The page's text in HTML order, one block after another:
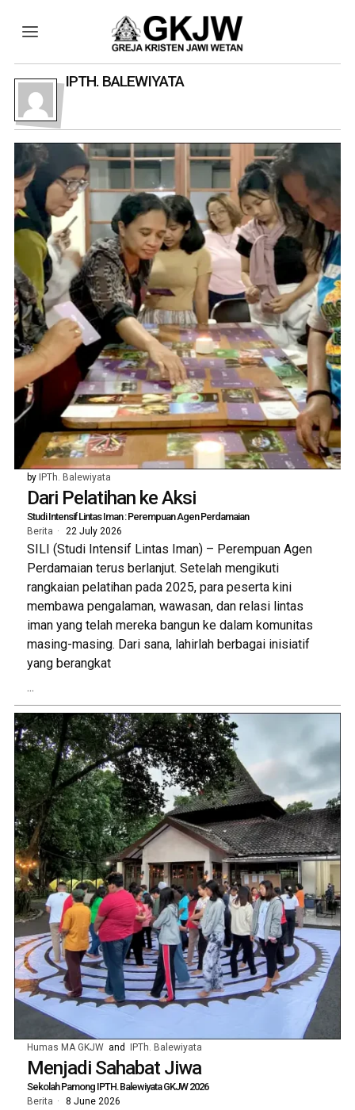
IPTH. BALEWIYATA
by IPTh. Balewiyata
Dari Pelatihan ke Aksi
Studi Intensif Lintas Iman : Perempuan Agen Perdamaian
Berita 22 July 2026
SILI (Studi Intensif Lintas Iman) – Perempuan Agen
Perdamaian terus berlanjut. Setelah mengikuti
rangkaian pelatihan pada 2025, para peserta kini
membawa pengalaman, wawasan, dan relasi lintas
iman yang telah mereka bangun ke dalam komunitas
masing-masing. Dari sana, lahirlah berbagai inisiatif
yang berangkat
...
Humas MA GKJW and IPTh. Balewiyata
Menjadi Sahabat Jiwa
Sekolah Pamong IPTH. Balewiyata GKJW 2026
Berita 8 June 2026